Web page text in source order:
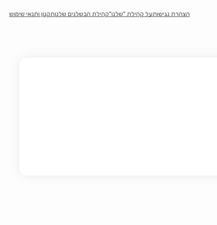
הצהרת נגישותעל קהילת "שלנו"קהילת הבשלנים שלנותקנון ותנאי שימוש